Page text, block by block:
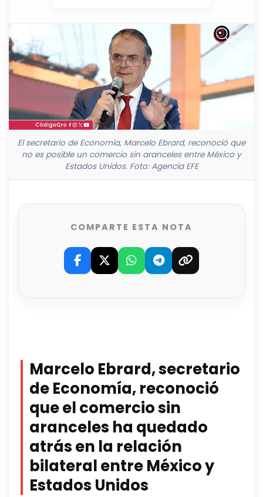
El secretario de Economía, Marcelo Ebrard, reconoció que
no es posible un comercio sin aranceles entre México y
Estados Unidos. Foto: Agencia EFE
COMPARTE ESTA NOTA
Marcelo Ebrard, secretario
de Economía, reconoció
que el comercio sin
aranceles ha quedado
atrás en la relación
bilateral entre México y
Estados Unidos